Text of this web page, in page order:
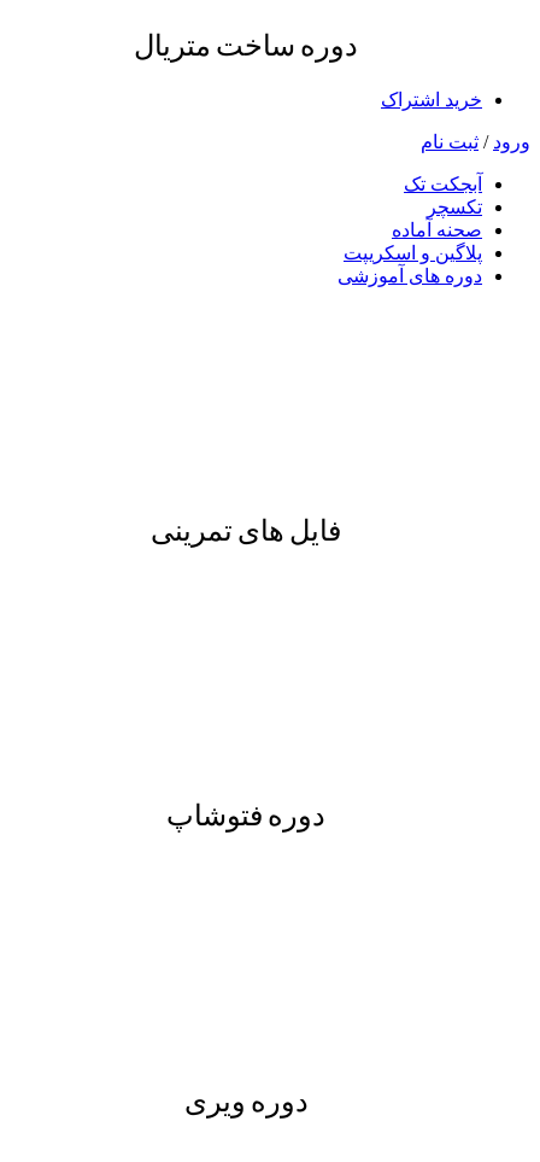
دوره ساخت متریال
خرید اشتراک
ورود / ثبت نام
آبجکت تک
تکسچر
صحنه آماده
پلاگین و اسکریپت
دوره های آموزشی
فایل های تمرینی
دوره فتوشاپ
دوره ویری